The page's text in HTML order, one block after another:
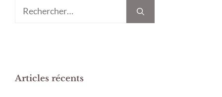
Rechercher :
Articles récents